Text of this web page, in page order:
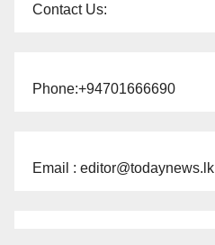
Contact Us:
Phone:+94701666690
Email : editor@todaynews.lk